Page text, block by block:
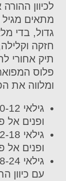
לכיוון
גדול, בדי
חזקה
תיק אחורי
פלוס
ומלווה את הפעוט ב-6
ופנים אל
ופנים אל
עם כיוון